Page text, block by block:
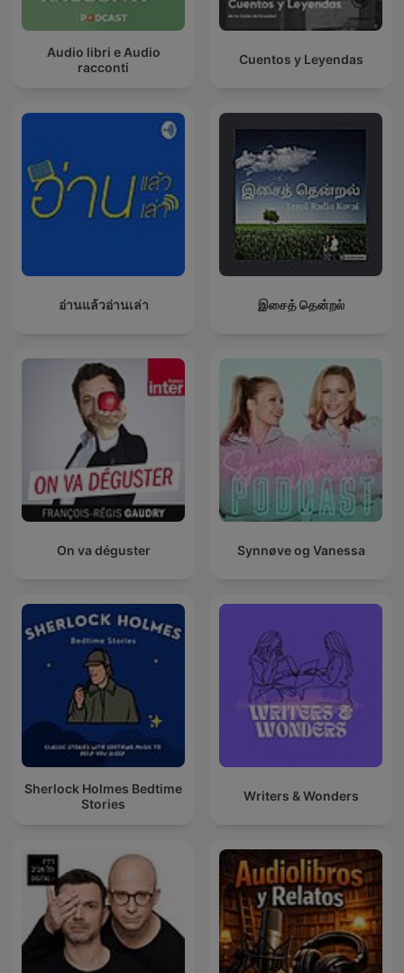
Audio libri e Audio
racconti
Cuentos y Leyendas
อ่านแล้วอ่านเล่า இசைத் தென்றல்
On va déguster Synnøve og Vanessa
Sherlock Holmes Bedtime
Stories
Writers & Wonders